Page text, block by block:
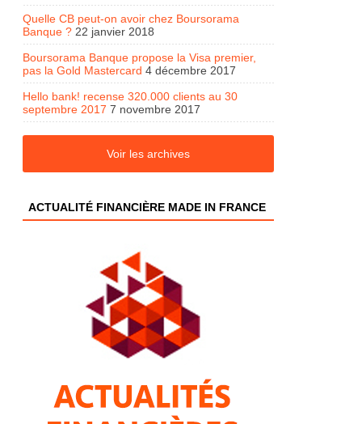
Quelle CB peut-on avoir chez Boursorama
Banque ? 22 janvier 2018
Boursorama Banque propose la Visa premier,
pas la Gold Mastercard 4 décembre 2017
Hello bank! recense 320.000 clients au 30
septembre 2017 7 novembre 2017
Voir les archives
ACTUALITÉ FINANCIÈRE MADE IN FRANCE